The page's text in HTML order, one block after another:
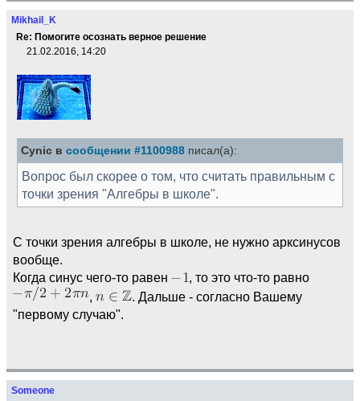
Mikhail_K
Re: Помогите осознать верное решение
21.02.2016, 14:20
Cynic в сообщении #1100988 писал(а):
Вопрос был скорее о том, что считать правильным с
точки зрения "Алгебры в школе".
С точки зрения алгебры в школе, не нужно арксинусов
вообще.
Когда синус чего-то равен
, то это что-то равно
,
. Дальше - согласно Вашему
"первому случаю".
Someone